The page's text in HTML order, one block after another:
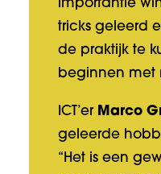
importantie
tricks geleerd
de praktijk te
beginnen met
ICT’er Marco
geleerde
“Het is een